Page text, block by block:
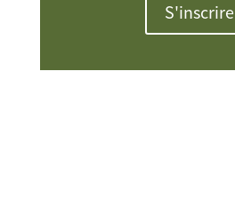
S'inscrire